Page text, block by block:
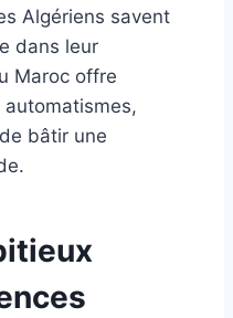
Algériens savent
dans leur
Maroc offre
automatismes,
bâtir une